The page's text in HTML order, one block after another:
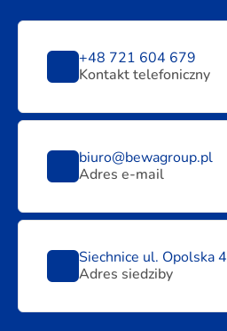
+48 721 604 679
Kontakt telefoniczny
biuro@bewagroup.pl
Adres e-mail
Siechnice ul. Opolska 4
Adres siedziby